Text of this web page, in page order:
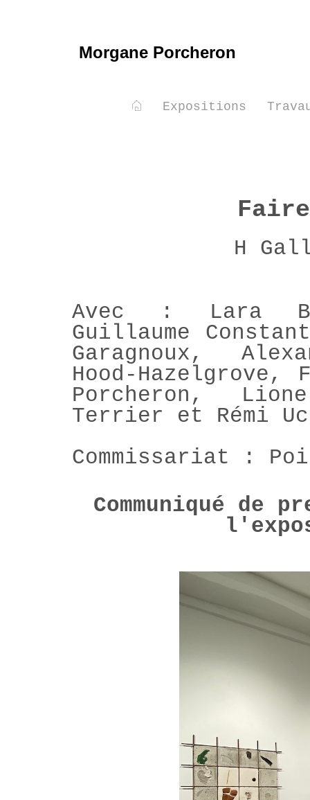
Morgane Porcheron
Expositions
H
Avec : Lara
Guillaume
Garagnoux,
Hood-Hazelgrove,
Porcheron,
Terrier et Rémi
Commissariat :
Communiqué de